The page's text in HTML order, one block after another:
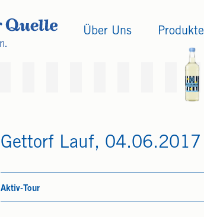
Über Uns Produkte
Gettorf Lauf, 04.06.2017
Aktiv-Tour